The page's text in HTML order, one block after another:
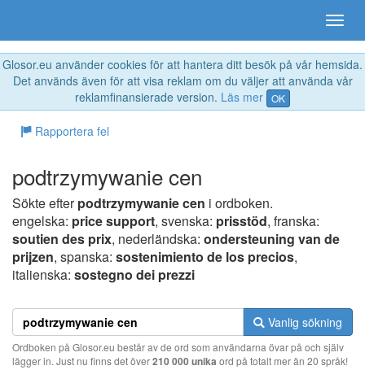
Glosor.eu använder cookies för att hantera ditt besök på vår hemsida.
Det används även för att visa reklam om du väljer att använda vår
reklamfinansierade version. Läs mer OK
Rapportera fel
podtrzymywanie cen
Sökte efterpodtrzymywanie cen i ordboken.
engelska: price support, svenska: prisstöd, franska:
soutien des prix, nederländska: ondersteuning van de
prijzen, spanska: sostenimiento de los precios,
italienska: sostegno dei prezzi
Vanlig sökning
Ordboken på Glosor.eu består av de ord som användarna övar på och själv
lägger in. Just nu finns det över210 000 unika ord på totalt mer än 20 språk!